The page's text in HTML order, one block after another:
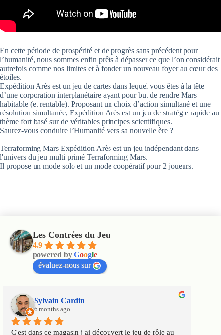
En cette période de prospérité et de progrès sans précédent pour
l’humanité, nous sommes enfin prêts à dépasser ce que l’on considérait
autrefois comme nos limites et à fonder un nouveau foyer au cœur des
étoiles.
Expédition Arès est un jeu de cartes dans lequel vous êtes à la tête
d’une corporation interplanétaire ayant pour but de rendre Mars
habitable (et rentable). Proposant un choix d’action simultané et une
résolution simultanée, Expédition Arès est un jeu de stratégie rapide au
thème fort basé sur de véritables principes scientifiques.
Saurez-vous conduire l’Humanité vers sa nouvelle ère ?
Terraforming Mars Expédition Arès est un jeu indépendant dans
l'univers du jeu multi primé Terraforming Mars.
Il propose un mode solo et un mode coopératif pour 2 joueurs.
Les Contrées du Jeu
4.9
powered by Google
évaluez-nous sur
Sylvain Cardin
6 months ago
C'est dans ce magasin j ai découvert le jeu de rôle au